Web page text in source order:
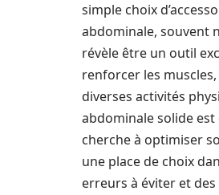
simple choix
abdominale, souvent
révèle être un outil
renforcer les
diverses activités
abdominale solide
cherche à optimiser
une place de choix
erreurs à éviter et